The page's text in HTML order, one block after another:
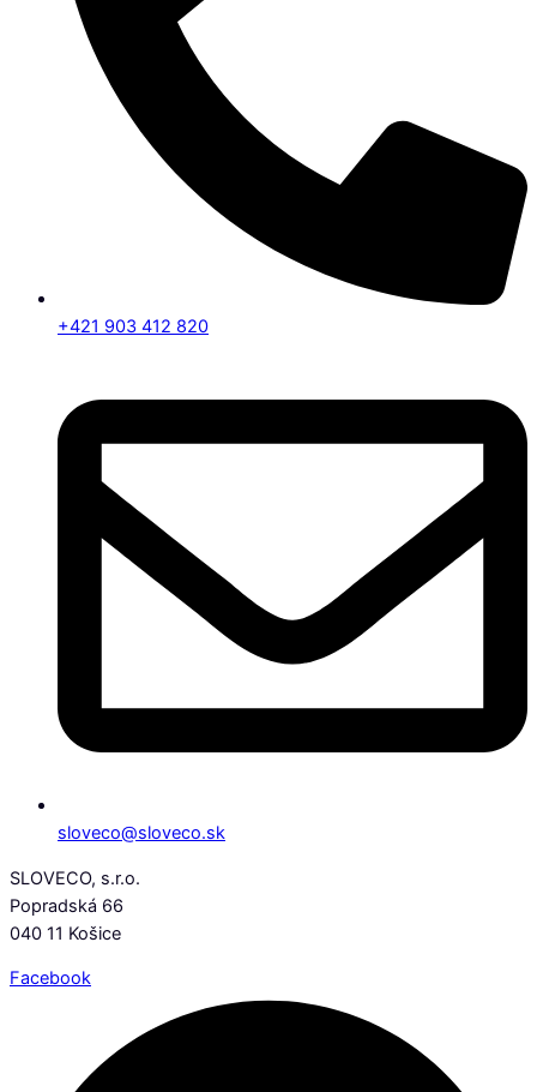
+421 903 412 820
sloveco@sloveco.sk
SLOVECO, s.r.o.
Popradská 66
040 11 Košice
Facebook